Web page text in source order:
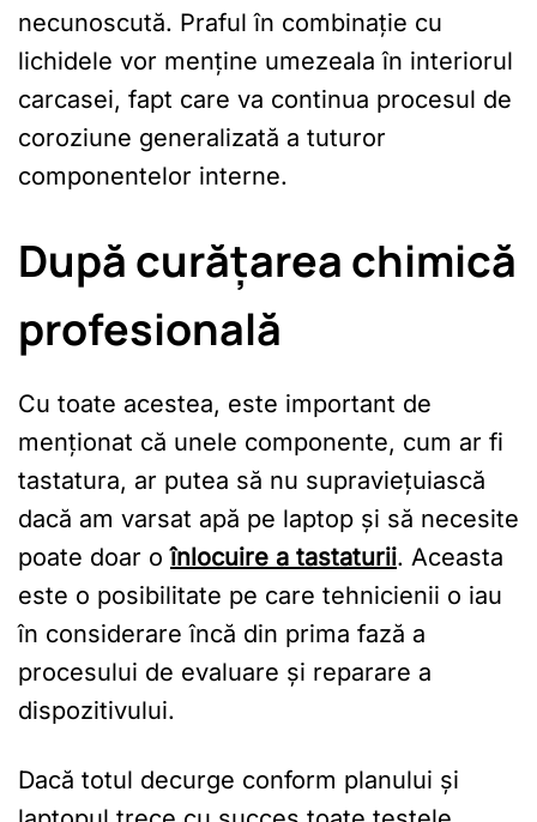
necunoscută. Praful în combinație cu
lichidele vor menține umezeala în interiorul
carcasei, fapt care va continua procesul de
coroziune generalizată a tuturor
componentelor interne.
După curățarea chimică
profesională
Cu toate acestea, este important de
menționat că unele componente, cum ar fi
tastatura, ar putea să nu supraviețuiască
dacă am varsat apă pe laptop și să necesite
poate doar oînlocuire a tastaturii. Aceasta
este o posibilitate pe care tehnicienii o iau
în considerare încă din prima fază a
procesului de evaluare și reparare a
dispozitivului.
Dacă totul decurge conform planului și